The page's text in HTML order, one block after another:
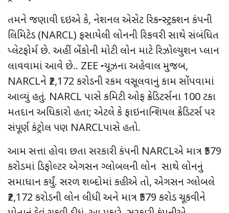
તમને જણાવી દઇએ કે, નેશનલ એસેટ રિકન્સ્ટ્રક્શન કંપની
લિમિટેડ (NARCL) ફસાયેલી લોનની રિકવરી સાથે સંબંધિત
પ્લેટફોર્મ છે. અહીં બેંકોની મોટી લોન માટે રિઝોલ્યુશન પ્લાન
લાવવામાં આવે છે.. ZEE ન્યૂઝના અહેવાલ મુજબ,
NARCLને ₹2,172 કરોડની રકમ વસૂલવાનું કામ સોંપવામાં
આવ્યું હતું. NARCL પાસે કમિટી ઓફ ક્રેડિટર્સના 100 ટકા
મતદાન અધિકારો હતા; એટલે કે ફાઇનાન્શિયલ ક્રેડિટર્સ પર
સંપૂર્ણ કંટ્રોલ પણ NARCLપાસે હતો.
આમ સત્તા હોવા છતાસરકારી કંપની NARCLએ માત્ર ₹579
કરોડમાં ડિફોલ્ટર એગસન ગ્લોબલની લોન સાથે લોનનું
સમાધાન કર્યું. સરળ શબ્દોમાં કહીએ તો, એગસન ગ્લોબલે
₹2,172 કરોડની લોન લીધી અને માત્ર ₹579 કરોડ ચૂકવીને